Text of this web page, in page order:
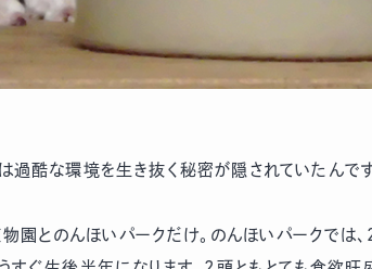
過酷な環境を生き抜く秘密が隠されていたんです
園とのんほいパークだけ。のんほいパークで